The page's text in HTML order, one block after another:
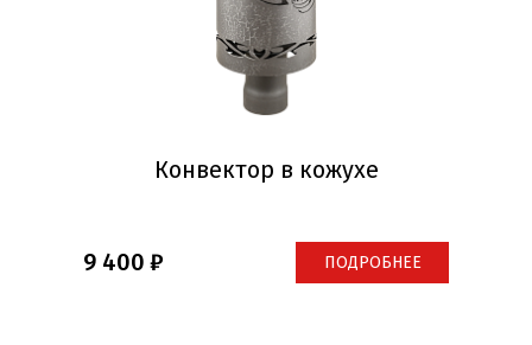
Конвектор в кожухе
9 400 ПОДРОБНЕЕ